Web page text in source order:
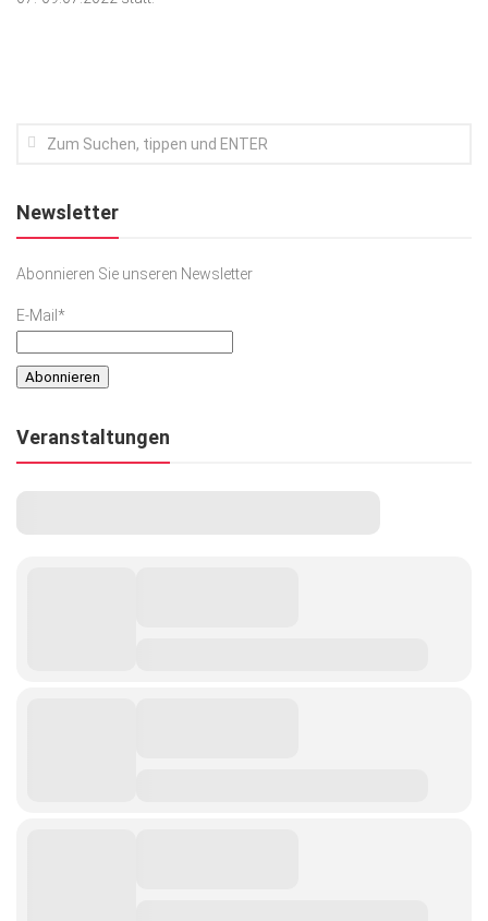
Podcast
SACHSEN IN PARIS
Newsletter
Abonnieren Sie unseren Newsletter
E-Mail*
Veranstaltungen